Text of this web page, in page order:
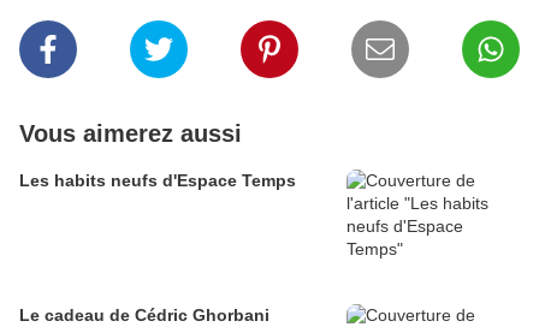
Vous aimerez aussi
Les habits neufs d'Espace Temps
Le cadeau de Cédric Ghorbani